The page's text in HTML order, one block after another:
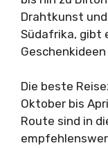
Drahtkunst
Südafrika, gibt
Die beste
Oktober bis
Route sind in